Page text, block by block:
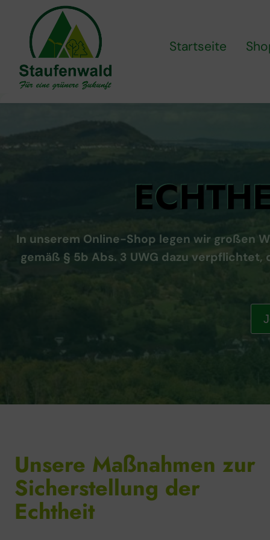
springen
Startseite
In unserem Online-Shop legen wir großen
gemäß § 5b Abs. 3 UWG dazu
Unsere Maßnahmen zur
Sicherstellung der
Echtheit